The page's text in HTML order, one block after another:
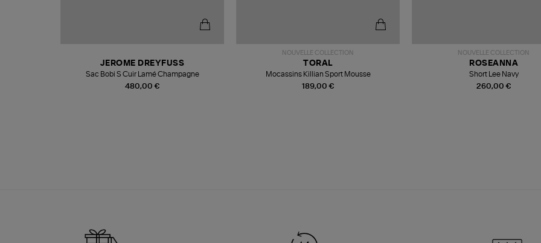
480,00 €
JEROME DREYFUSS
Sac Bobi S Cuir Lamé Champagne
NOUVELLE COLLECTION
189,00 €
TORAL
Mocassins Killian Sport Mousse
NOUVELLE COLLECTION
260,00 €
ROSEANNA
Short Lee Navy